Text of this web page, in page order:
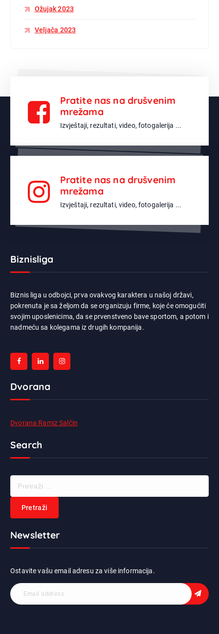
Ožujak 2023
Veljača 2023
Pratite nas na drušvenim
mrežama
Izvještaji, rezultati, video, fotogalerija ...
Pratite nas na drušvenim
mrežama
Izvještaji, rezultati, video, fotogalerija ...
Biznisliga
Biznis liga u odbojci, prva ovakvog karaktera u našoj državi,
pokrenuta je sa željom da se organizuju firme, koje će omogućiti
svojim uposlenicima, da se prvenstveno bave sportom, a potom i
nadmeću sa kolegama iz drugih kompanija.
Dvorana
Dvorana Ramiz Salčin
Search
a
Newsletter
Ostavite vašu email adresu za više informacija.